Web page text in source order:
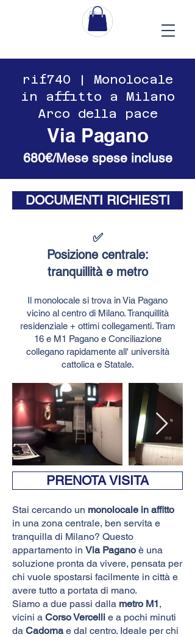
​​rif740 | Monolocale
in affitto a Milano
Arco della pace
Via Pagano
680€/Mese spese incluse
DOCUMENTI RICHIESTI
✅
Posizione centrale:
tranquillità e metro
Il monolocale si trova in Via Pagano
vicino al centro di Milano. Tranquillità
residenziale + ottimi collegamenti. Tram
16 e M1 Pagano e Conciliazione
collegano rapidamente all' università
cattolica e Statale.
PRENOTA VISITA
Stai cercando un monolocale in affitto
in una zona centrale, ben servita e
tranquilla di Milano? Questo
appartamento in Via Pagano è una
soluzione pronta da vivere, pensata per
chi vuole spostarsi facilmente in città e
avere tutto a portata di mano.
Siamo a due passi dalla metro M1,
vicini a Corso Vercelli e a pochi minuti
da Cadornae dal centro. Ideale per chi